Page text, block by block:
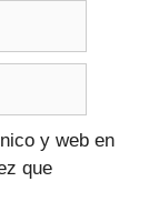
y web en
que